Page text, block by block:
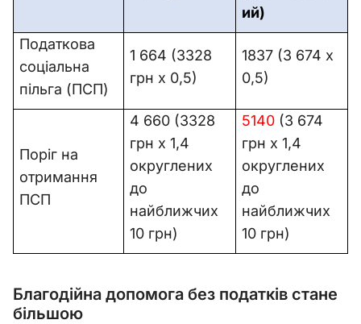
ий)
Податкова
соціальна
пільга (ПСП)
1 664 (3328
грн х 0,5)
1837 (3 674 х
0,5)
Поріг на
отримання
ПСП
4 660 (3328
грн х 1,4
округлених
до
найближчих
10 грн)
5140 (3 674
грн х 1,4
округлених
до
найближчих
10 грн)
Благодійна допомога без податків стане
більшою